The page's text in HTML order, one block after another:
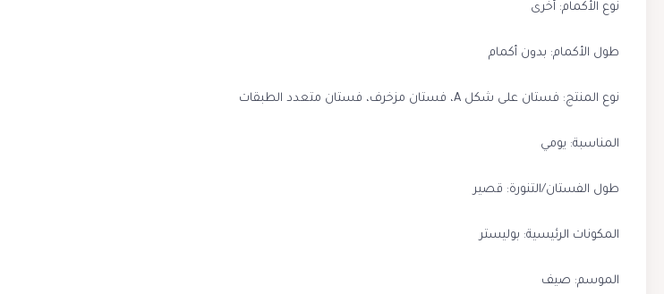
نوع الأكمام: أخرى
طول الأكمام: بدون أكمام
نوع المنتج: فستان على شكل A، فستان مزخرف، فستان متعدد الطبقات
المناسبة: يومي
طول الفستان/التنورة: قصير
المكونات الرئيسية: بوليستر
الموسم: صيف